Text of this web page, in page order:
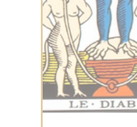
vie où vous
sentez